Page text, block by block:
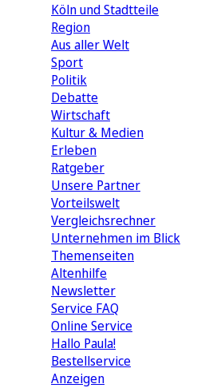
Köln und Stadtteile
Region
Aus aller Welt
Sport
Politik
Debatte
Wirtschaft
Kultur & Medien
Erleben
Ratgeber
Unsere Partner
Vorteilswelt
Vergleichsrechner
Unternehmen im Blick
Themenseiten
Altenhilfe
Newsletter
Service FAQ
Online Service
Hallo Paula!
Bestellservice
Anzeigen